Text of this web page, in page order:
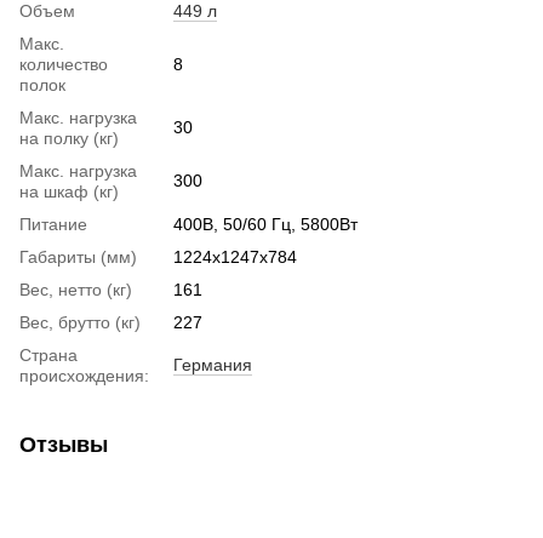
Объем
449 л
Макс.
количество
полок
8
Макс. нагрузка
на полку (кг)
30
Макс. нагрузка
на шкаф (кг)
300
Питание
400В, 50/60 Гц, 5800Вт
Габариты (мм)
1224х1247х784
Вес, нетто (кг)
161
Вес, брутто (кг)
227
Страна
происхождения:
Германия
Отзывы